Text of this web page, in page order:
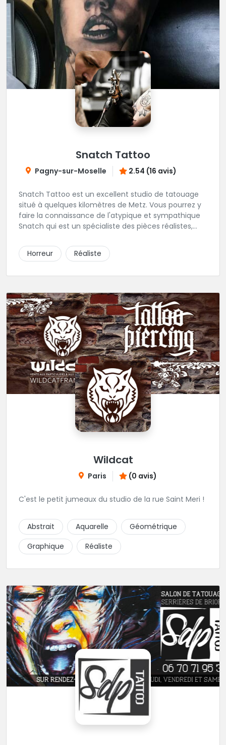
Snatch Tattoo
Pagny-sur-Moselle 2.54 (16 avis)
Snatch Tattoo est un excellent studio de tatouage
situé à quelques kilomètres de Metz. Vous pourrez y
faire la connaissance de l'atypique et sympathique
Snatch qui est un spécialiste des pièces réalistes,
Horreur
Réaliste
Wildcat
Paris (0 avis)
C'est le petit jumeaux du studio de la rue Saint Meri !
Abstrait Aquarelle
Géométrique
Graphique
Réaliste